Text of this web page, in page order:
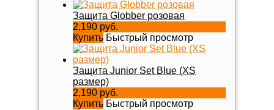
Защита Globber розовая
2,190 руб.
Купить Быстрый просмотр
Защита Junior Set Blue (XS
размер)
2,190 руб.
Купить Быстрый просмотр